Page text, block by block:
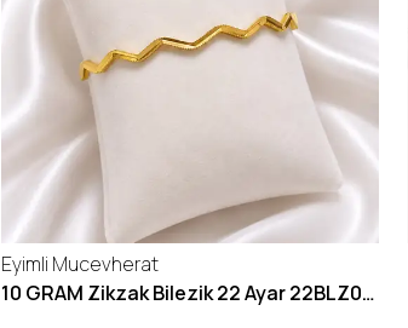
Eyimli Mucevherat
10 GRAM Zikzak Bilezik 22 Ayar 22BLZ004